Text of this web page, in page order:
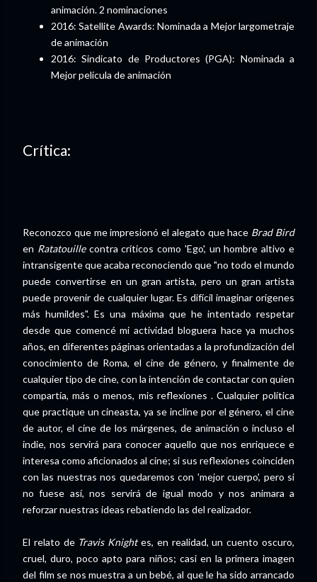
animación. 2 nominaciones
2016: Satellite Awards: Nominada a Mejor largometraje
de animación
2016: Sindicato de Productores (PGA): Nominada a
Mejor película de animación
Crítica:
Reconozco que me impresionó el alegato que hace Brad Bird
en Ratatouillecontra críticos como 'Ego', un hombre altivo e
intransigente que acaba reconociendo que "no todo el mundo
puede convertirse en un gran artista, pero un gran artista
puede provenir de cualquier lugar. Es difícil imaginar orígenes
más humildes". Es una máxima que he intentado respetar
desde que comencé mi actividad bloguera hace ya muchos
años, en diferentes páginas orientadas a la profundización del
conocimiento de Roma, el cine de género, y finalmente de
cualquier tipo de cine, con la intención de contactar con quien
compartía, más o menos, mis reflexiones . Cualquier política
que practique un cineasta, ya se incline por el género, el cine
de autor, el cine de los márgenes, de animación o incluso el
indie, nos servirá para conocer aquello que nos enriquece e
interesa como aficionados al cine; si sus reflexiones coinciden
con las nuestras nos quedaremos con 'mejor cuerpo', pero si
no fuese así, nos servirá de igual modo y nos animara a
reforzar nuestras ideas rebatiendo las del realizador.
El relato de Travis Knightes, en realidad, un cuento oscuro,
cruel, duro, poco apto para niños; casi en la primera imagen
del film se nos muestra a un bebé, al que le ha sido arrancado